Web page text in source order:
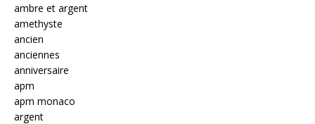
ambre et argent
amethyste
ancien
anciennes
anniversaire
apm
apm monaco
argent